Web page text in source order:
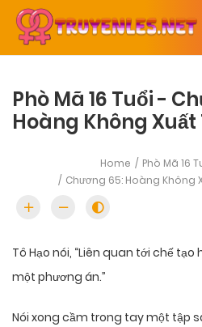
Phò Mã 16 Tuổi -
Hoàng Không Xuất
Home
Phò Mã 16
Chương 65: Hoàng Không
Tô Hạo nói, “Liên quan tới chế
một phương án.”
Nói xong cầm trong tay một tập